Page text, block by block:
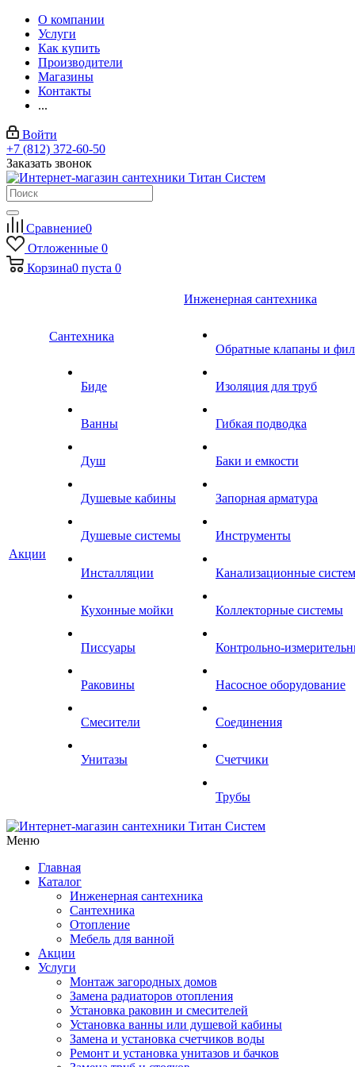
О компании
Услуги
Как купить
Производители
Магазины
Контакты
...
Войти
+7 (812) 372-60-50
Заказать звонок
Сравнение0
Отложенные 0
Корзина0 пуста 0
Акции
Сантехника
Биде
Ванны
Душ
Душевые кабины
Душевые системы
Инсталляции
Кухонные мойки
Писсуары
Раковины
Смесители
Унитазы
Инженерная сантехника
Обратные клапаны и
Изоляция для труб
Гибкая подводка
Баки и емкости
Запорная арматура
Инструменты
Канализационные
Коллекторные системы
Контрольно-
Насосное оборудование
Соединения
Счетчики
Трубы
Меню
Главная
Каталог
Инженерная сантехника
Сантехника
Отопление
Мебель для ванной
Акции
Услуги
Монтаж загородных домов
Замена радиаторов отопления
Установка раковин и смесителей
Установка ванны или душевой кабины
Замена и установка счетчиков воды
Ремонт и установка унитазов и бачков